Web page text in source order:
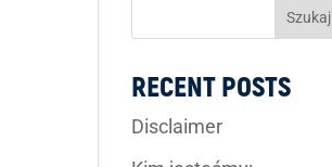
Szukaj
RECENT POSTS
Disclaimer